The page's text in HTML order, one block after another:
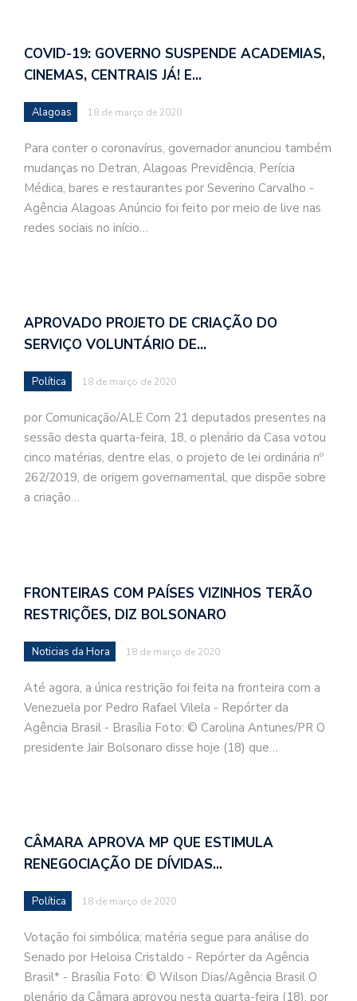
COVID-19: GOVERNO SUSPENDE ACADEMIAS,
CINEMAS, CENTRAIS JÁ! E…
Alagoas 18 de março de 2020
Para conter o coronavírus, governador anunciou também
mudanças no Detran, Alagoas Previdência, Perícia
Médica, bares e restaurantes por Severino Carvalho -
Agência Alagoas Anúncio foi feito por meio de live nas
redes sociais no início…
APROVADO PROJETO DE CRIAÇÃO DO
SERVIÇO VOLUNTÁRIO DE…
Política 18 de março de 2020
por Comunicação/ALE Com 21 deputados presentes na
sessão desta quarta-feira, 18, o plenário da Casa votou
cinco matérias, dentre elas, o projeto de lei ordinária nº
262/2019, de origem governamental, que dispõe sobre
a criação…
FRONTEIRAS COM PAÍSES VIZINHOS TERÃO
RESTRIÇÕES, DIZ BOLSONARO
Noticias da Hora 18 de março de 2020
Até agora, a única restrição foi feita na fronteira com a
Venezuela por Pedro Rafael Vilela - Repórter da
Agência Brasil - Brasília Foto: © Carolina Antunes/PR O
presidente Jair Bolsonaro disse hoje (18) que…
CÂMARA APROVA MP QUE ESTIMULA
RENEGOCIAÇÃO DE DÍVIDAS…
Política 18 de março de 2020
Votação foi simbólica; matéria segue para análise do
Senado por Heloisa Cristaldo - Repórter da Agência
Brasil* - Brasília Foto: © Wilson Dias/Agência Brasil O
plenário da Câmara aprovou nesta quarta-feira (18), por